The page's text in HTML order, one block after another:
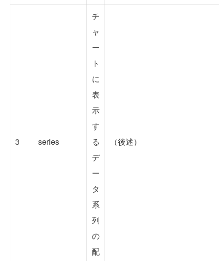
3 series
チ
ャ
ー
ト
に
表
示
す
る
デ
ー
タ
系
列
の
配
（後述）